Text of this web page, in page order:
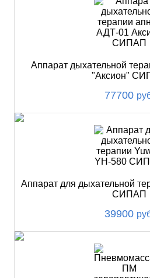
Аппарат дыхательной
"Аксион"
77700
Аппарат для дыхательной
СИПАП
39900